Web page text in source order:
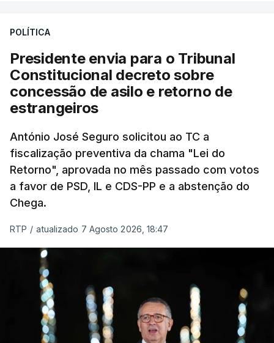
sistema mais simples, mais justo e transparente".
"Sempre que seja possível reduzir burocracias,
eliminar sobreposições e garantir que os apoios
chegam a quem mais necessita, estaremos a dar
um passo na direção certa", argumenta o
Presidente da República.
Assegurar que "ninguém é
prejudicado"
O Preisdente deixa, no entanto, deixa alguns
avisos:uma reforma desta dimensão "deve ter
como primeiro critério a proteção das pessoas"
e "nenhum processo de simplificação pode
traduzir-se numa diminuição da proteção
social".
POLÍTICA
Presidente envia para o Tribunal
Constitucional decreto sobre
concessão de asilo e retorno de
estrangeiros
António José Seguro solicitou ao TC a
fiscalização preventiva da chama "Lei do
Retorno", aprovada no mês passado com votos
a favor de PSD, IL e CDS-PP e a abstenção do
Chega.
RTP / atualizado 7 Agosto 2026, 18:47